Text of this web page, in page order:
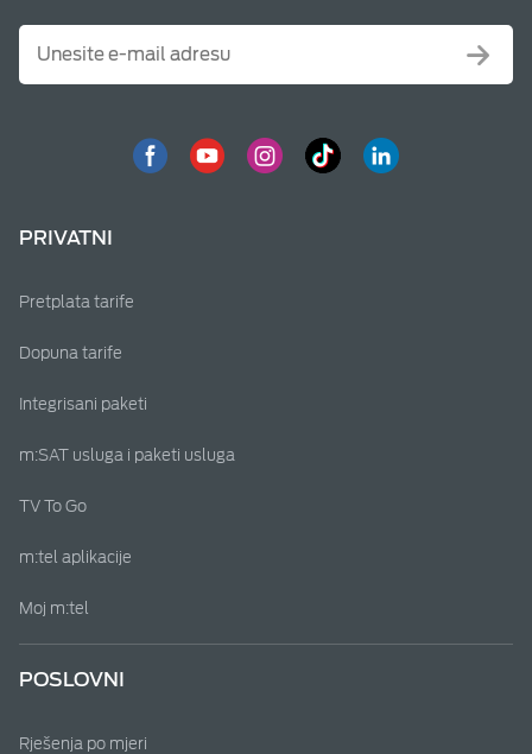
PRIVATNI
Pretplata tarife
Dopuna tarife
Integrisani paketi
m:SAT usluga i paketi usluga
TV To Go
m:tel aplikacije
Moj m:tel
POSLOVNI
Rješenja po mjeri